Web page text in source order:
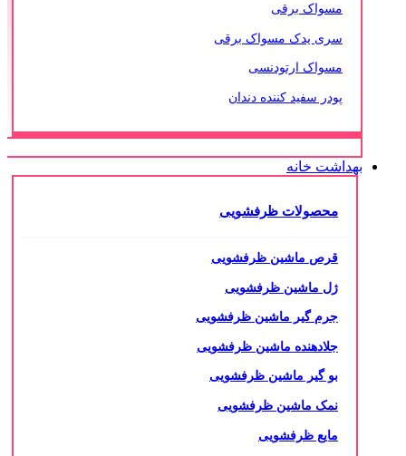
مسواک برقی
سری یدک مسواک برقی
مسواک ارتودنسی
پودر سفید کننده دندان
بهداشت خانه
محصولات ظرفشویی
قرص ماشین ظرفشویی
ژل ماشین ظرفشویی
جرم گیر ماشین ظرفشویی
جلادهنده ماشین ظرفشویی
بو گیر ماشین ظرفشویی
نمک ماشین ظرفشویی
مایع ظرفشویی